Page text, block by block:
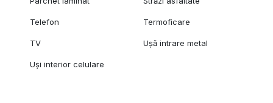
Telefon Termoficare
TV Ușă intrare metal
Uși interior celulare